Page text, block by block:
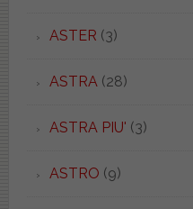
ASTER (3)
ASTRA(28)
ASTRA PIU' (3)
ASTRO (9)